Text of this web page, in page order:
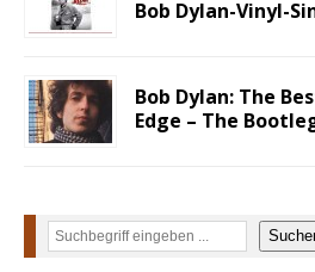
Bob Dylan-Vinyl-
Bob Dylan: The
Edge – The
Suchen